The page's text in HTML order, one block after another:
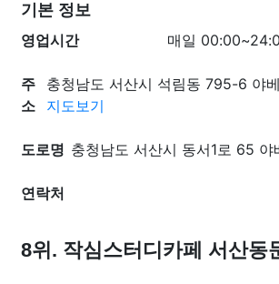
기본 정보
영업시간
매일
주
소
충청남도 서산시 석림동 795-6 야
지도보기
도로명 충청남도 서산시 동서1로 65 야
연락처
8위. 작심스터디카페 서산동